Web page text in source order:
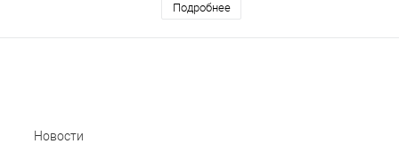
Подробнее
Новости